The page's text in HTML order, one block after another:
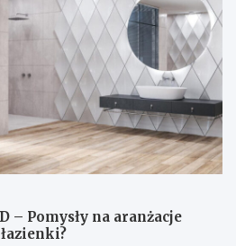
– Pomysły na aranżacje